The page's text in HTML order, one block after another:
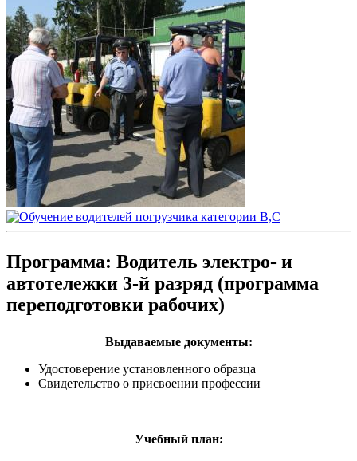
Программа: Водитель электро- и
автотележки 3-й разряд (программа
переподготовки рабочих)
Выдаваемые документы:
Удостоверение установленного образца
Свидетельство о присвоении профессии
Учебный план: